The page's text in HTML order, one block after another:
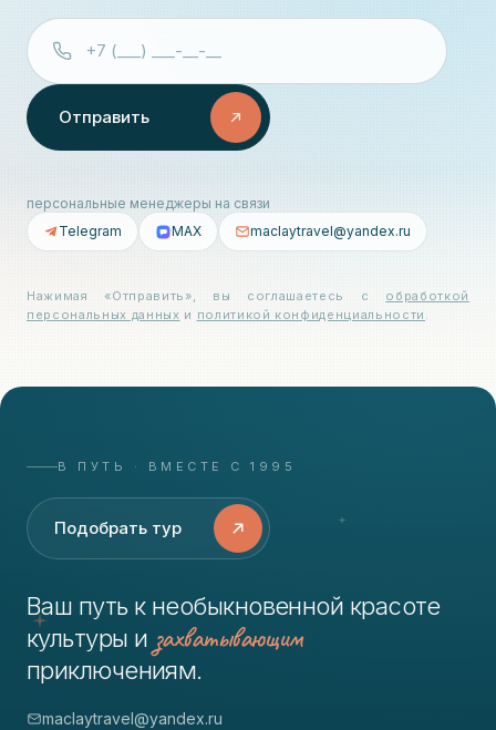
Отправить
персональные менеджеры на связи
Telegram
MAX maclaytravel@yandex.ru
Нажимая «Отправить», вы соглашаетесь с
обработкой
персональных данных и политикой конфиденциальности .
В ПУТЬ · ВМЕСТЕ С 1995
Подобрать тур
Ваш путь к необыкновенной красоте
культуры и захватывающим
приключениям.
maclaytravel@yandex.ru